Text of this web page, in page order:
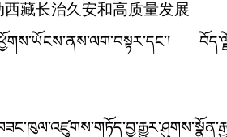
藏长治久安和高质量发展